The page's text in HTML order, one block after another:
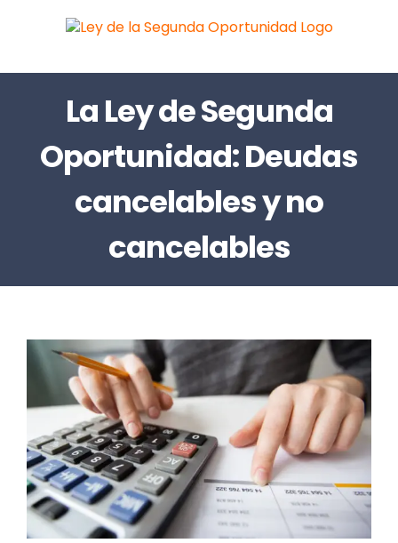
La Ley de Segunda
Oportunidad: Deudas
cancelables y no
cancelables
Ver
imagen
más
grande